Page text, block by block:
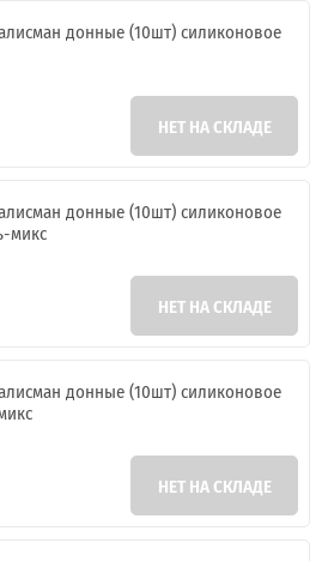
донные (10шт) силиконовое
НЕТ НА СКЛАДЕ
донные (10шт) силиконовое
микс
НЕТ НА СКЛАДЕ
донные (10шт) силиконовое
НЕТ НА СКЛАДЕ